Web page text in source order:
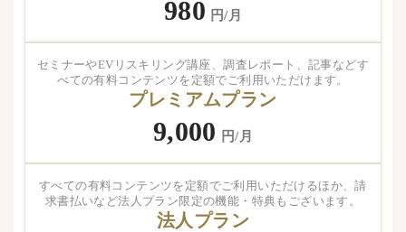
980 円/月
セミナーやEVリスキリング講座、調査レポート、記事などす
べての有料コンテンツを定額でご利用いただけます。
プレミアムプラン
9,000 円/月
すべての有料コンテンツを定額でご利用いただけるほか、請
求書払いなど法人プラン限定の機能・特典もございます。
法人プラン